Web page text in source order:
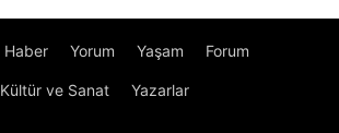
Haber Yorum Yaşam Forum
Kültür ve Sanat Yazarlar